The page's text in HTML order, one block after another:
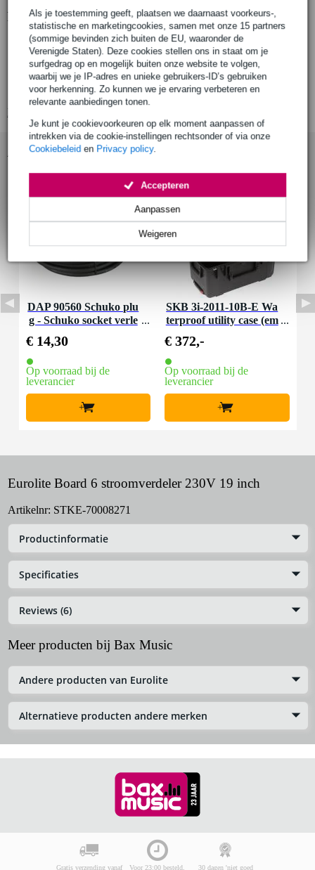
Als je toestemming geeft, plaatsen we daarnaast voorkeurs-,
statistische en marketingcookies, samen met onze 15 partners
(sommige bevinden zich buiten de EU, waaronder de
Verenigde Staten). Deze cookies stellen ons in staat om je
surfgedrag op en mogelijk buiten onze website te volgen,
waarbij we je IP-adres en unieke gebruikers-ID’s gebruiken
voor herkenning. Zo kunnen we je ervaring verbeteren en
relevante aanbiedingen tonen.
Je kunt je cookievoorkeuren op elk moment aanpassen of
intrekken via de cookie-instellingen rechtsonder of via onze
Cookiebeleid en Privacy policy.
Weigeren
Aanpassen
Accepteren
Productinformatie
stroomverdeler 230V
19" formaat
geschikt om een PA-installatie, lichtbooth of versterkerrack van
stroom te voorzien
Accessoires (2)
DAP 90560 Schuko plu
g - Schuko socket verle
€ 14,30
Op voorraad bij de
leverancier
+
SKB 3i-2011-10B-E Wa
terproof utility case (em
€ 372,-
Op voorraad bij de
leverancier
+
Eurolite Board 6 stroomverdeler 230V 19 inch
Artikelnr: STKE-70008271
Productinformatie
Specificaties
Reviews (6)
Meer producten bij Bax Music
Andere producten van Eurolite
Alternatieve producten andere merken
Gratis verzending vanaf Voor 23:00 besteld, 30 dagen 'niet goed